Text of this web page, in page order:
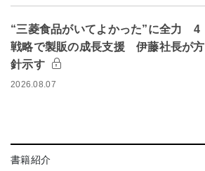
“三菱食品がいてよかった”に全力 4
戦略で製販の成長支援 伊藤社長が方
針示す
2026.08.07
書籍紹介